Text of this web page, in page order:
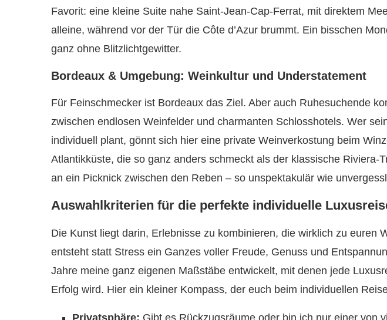
Favorit: eine kleine Suite nahe Saint-Jean-Cap-Ferrat, mit direktem
alleine, während vor der Tür die Côte d’Azur brummt. Ein bisschen
ganz ohne Blitzlichtgewitter.
Bordeaux & Umgebung: Weinkultur und Understatement
Für Feinschmecker ist Bordeaux das Ziel. Aber auch Ruhesuchende
zwischen endlosen Weinfelder und charmanten Schlosshotels. Wer
individuell plant, gönnt sich hier eine private Weinverkostung beim
Atlantikküste, die so ganz anders schmeckt als der klassische Riviera-
an ein Picknick zwischen den Reben – so unspektakulär wie
Auswahlkriterien für die perfekte individuelle
Die Kunst liegt darin, Erlebnisse zu kombinieren, die wirklich zu euren
entsteht statt Stress ein Ganzes voller Freude, Genuss und
Jahre meine ganz eigenen Maßstäbe entwickelt, mit denen jede
Erfolg wird. Hier ein kleiner Kompass, der euch beim individuellen
Privatsphäre: Gibt es Rückzugsräume oder bin ich nur einer von